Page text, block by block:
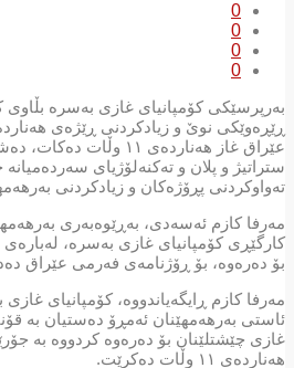
0
0
0
0
بەرپرسێکى كۆمپانیای غازی بەسرە
ڕێڕەوێكی نوێ و زیادكردنی ڕێژەی
عێراق غاز هەناردەی ١١
ستراتیژ و پلان و تەكنەلۆژیای
تەواوکردنى پڕۆژەكان و زیادكردنی
مەرفا كازم ئەسەدی، بەڕێوەبەری
كارگێڕی كۆمپانیای غازی بەسرە،
بۆ دەرەوە، بۆ ڕۆژنامەی فەرمی عێراق
مەرفا كازم ڕایگەیاندووە، كۆمپانیای
ئاستی بەرهەمهێنان ئەمڕۆ دەستیان بە
غازی چێشتلێنان بۆ دەرەوە كردووە بە
هەناردەی ١١ وڵات دەكرێت.